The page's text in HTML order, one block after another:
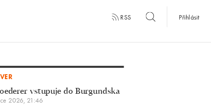
RSS Přihlásit
vstupuje do Burgundska
2026, 21:46